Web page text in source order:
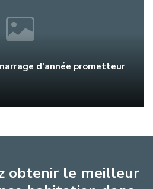
d’année prometteur
obtenir le meilleur